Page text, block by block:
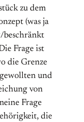
zu dem
(was ja
beschränkt
Frage ist
die Grenze
und
von
Frage
die